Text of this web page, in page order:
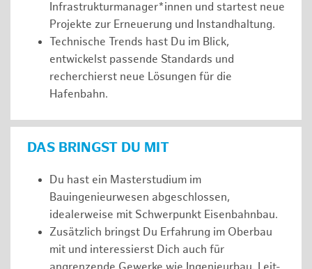
Infrastrukturmanager*innen und startest neue
Projekte zur Erneuerung und Instandhaltung.
Technische Trends hast Du im Blick,
entwickelst passende Standards und
recherchierst neue Lösungen für die
Hafenbahn.
DAS BRINGST DU MIT
Du hast ein Masterstudium im
Bauingenieurwesen abgeschlossen,
idealerweise mit Schwerpunkt Eisenbahnbau.
Zusätzlich bringst Du Erfahrung im Oberbau
mit und interessierst Dich auch für